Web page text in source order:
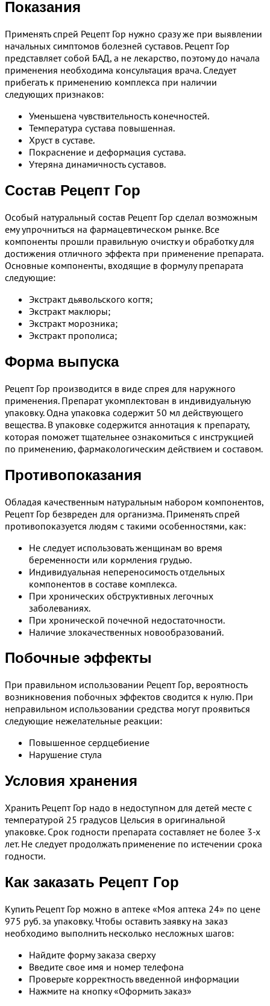
Показания
Применять спрей Рецепт Гор нужно сразу же при выявлении
начальных симптомов болезней суставов. Рецепт Гор
представляет собой БАД, а не лекарство, поэтому до начала
применения необходима консультация врача. Следует
прибегать к применению комплекса при наличии
следующих признаков:
Уменьшена чувствительность конечностей.
Температура сустава повышенная.
Хруст в суставе.
Покраснение и деформация сустава.
Утеряна динамичность суставов.
Состав Рецепт Гор
Особый натуральный состав Рецепт Гор сделал возможным
ему упрочниться на фармацевтическом рынке. Все
компоненты прошли правильную очистку и обработку для
достижения отличного эффекта при применение препарата.
Основные компоненты, входящие в формулу препарата
следующие:
Экстракт дьявольского когтя;
Экстракт маклюры;
Экстракт морозника;
Экстракт прополиса;
Форма выпуска
Рецепт Гор производится в виде спрея для наружного
применения. Препарат укомплектован в индивидуальную
упаковку. Одна упаковка содержит 50 мл действующего
вещества. В упаковке содержится аннотация к препарату,
которая поможет тщательнее ознакомиться с инструкцией
по применению, фармакологическим действием и составом.
Противопоказания
Обладая качественным натуральным набором компонентов,
Рецепт Гор безвреден для организма. Применять спрей
противопоказуется людям с такими особенностями, как:
Не следует использовать женщинам во время
беременности или кормления грудью.
Индивидуальная непереносимость отдельных
компонентов в составе комплекса.
При хронических обструктивных легочных
заболеваниях.
При хронической почечной недостаточности.
Наличие злокачественных новообразований.
Побочные эффекты
При правильном использовании Рецепт Гор, вероятность
возникновения побочных эффектов сводится к нулю. При
неправильном использовании средства могут проявиться
следующие нежелательные реакции:
Повышенное сердцебиение
Нарушение стула
Условия хранения
Хранить Рецепт Гор надо в недоступном для детей месте с
температурой 25 градусов Цельсия в оригинальной
упаковке. Срок годности препарата составляет не более 3-х
лет. Не следует продолжать применение по истечении срока
годности.
Как заказать Рецепт Гор
Купить Рецепт Гор можно в аптеке «Моя аптека 24» по цене
975 руб. за упаковку. Чтобы оставить заявку на заказ
необходимо выполнить несколько несложных шагов:
Найдите форму заказа сверху
Введите свое имя и номер телефона
Проверьте корректность введенной информации
Нажмите на кнопку «Оформить заказ»